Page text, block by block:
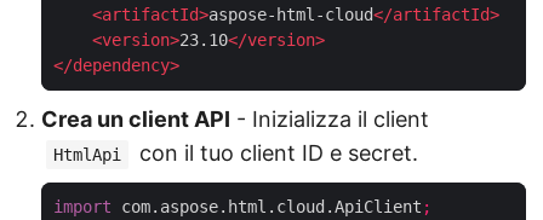
<artifactId>aspose-html-cloud</artifactId>
<version>23.10</version>
</dependency>
Crea un client API - Inizializza il client
HtmlApi con il tuo client ID e secret.
import com.aspose.html.cloud.ApiClient ;